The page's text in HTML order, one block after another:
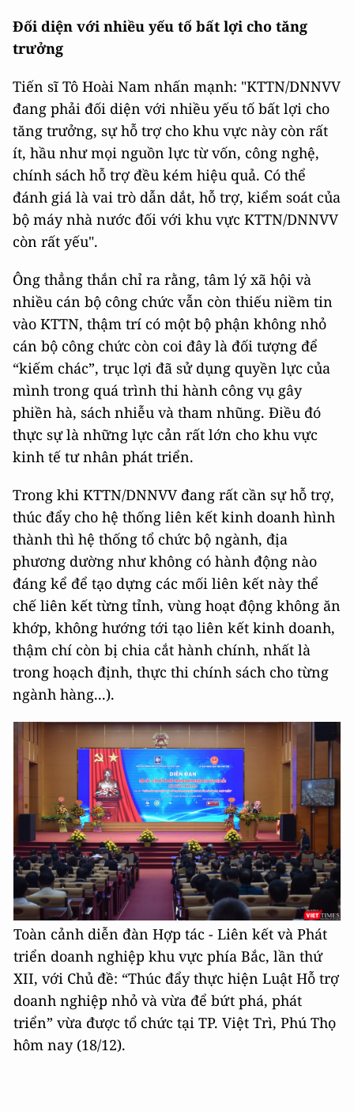
Đối diện với nhiều yếu tố bất lợi cho tăng
trưởng
Tiến sĩ Tô Hoài Nam nhấn mạnh: "KTTN/DNNVV
đang phải đối diện với nhiều yếu tố bất lợi cho
tăng trưởng, sự hỗ trợ cho khu vực này còn rất
ít, hầu như mọi nguồn lực từ vốn, công nghệ,
chính sách hỗ trợ đều kém hiệu quả. Có thể
đánh giá là vai trò dẫn dắt, hỗ trợ, kiểm soát của
bộ máy nhà nước đối với khu vực KTTN/DNNVV
còn rất yếu".
Ông thẳng thắn chỉ ra rằng, tâm lý xã hội và
nhiều cán bộ công chức vẫn còn thiếu niềm tin
vào KTTN, thậm trí có một bộ phận không nhỏ
cán bộ công chức còn coi đây là đối tượng để
“kiếm chác”, trục lợi đã sử dụng quyền lực của
mình trong quá trình thi hành công vụ gây
phiền hà, sách nhiễu và tham nhũng. Điều đó
thực sự là những lực cản rất lớn cho khu vực
kinh tế tư nhân phát triển.
Trong khi KTTN/DNNVV đang rất cần sự hỗ trợ,
thúc đẩy cho hệ thống liên kết kinh doanh hình
thành thì hệ thống tổ chức bộ ngành, địa
phương dường như không có hành động nào
đáng kể để tạo dựng các mối liên kết này thể
chế liên kết từng tỉnh, vùng hoạt động không ăn
khớp, không hướng tới tạo liên kết kinh doanh,
thậm chí còn bị chia cắt hành chính, nhất là
trong hoạch định, thực thi chính sách cho từng
ngành hàng...).
Toàn cảnh diễn đàn Hợp tác - Liên kết và Phát
triển doanh nghiệp khu vực phía Bắc, lần thứ
XII, với Chủ đề: “Thúc đẩy thực hiện Luật Hỗ trợ
doanh nghiệp nhỏ và vừa để bứt phá, phát
triển” vừa được tổ chức tại TP. Việt Trì, Phú Thọ
hôm nay (18/12).